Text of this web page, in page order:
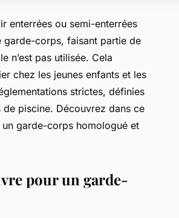
enterrées ou semi-enterrées
garde-corps, faisant partie de
n’est pas utilisée. Cela
chez les jeunes enfants et les
strictes, définies
piscine. Découvrez dans ce
garde-corps homologué et
pour un garde-